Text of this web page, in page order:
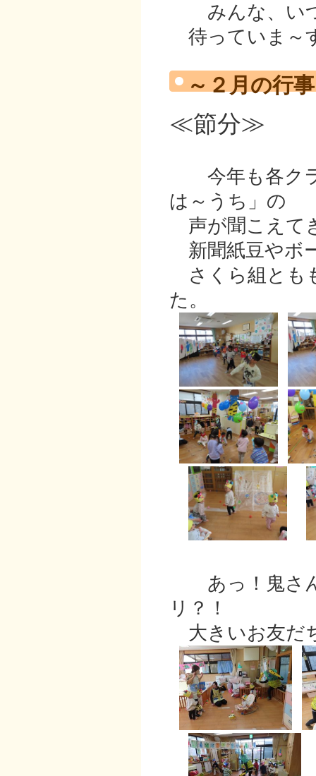
みんな、いつ
待っていま～
～２月の行
≪節分≫
今年も各クラ
は～うち」の
声が聞こえて
新聞紙豆やボ
さくら組とも
た。
あっ！鬼さん
リ？！
大きいお友だ